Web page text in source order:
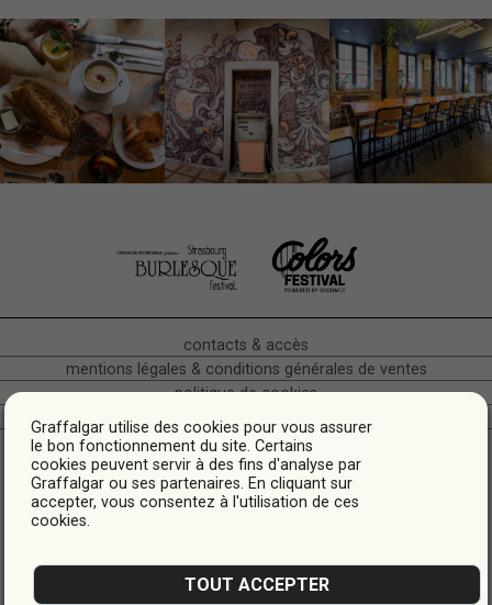
contacts & accès
mentions légales & conditions générales de ventes
politique de cookies
Hôtel Café Restaurant • Bas-Rhin Alsace • Quartier gare •
Strasbourg
* Les tarifs sont indicatifs, ils peuvent varier en fonction des dates.
CAFÉTÉRIA BAGAGERIE
Graffalgar utilise des cookies pour vous assurer
le bon fonctionnement du site. Certains
cookies peuvent servir à des fins d'analyse par
Graffalgar ou ses partenaires. En cliquant sur
accepter, vous consentez à l'utilisation de ces
cookies.
TOUT ACCEPTER